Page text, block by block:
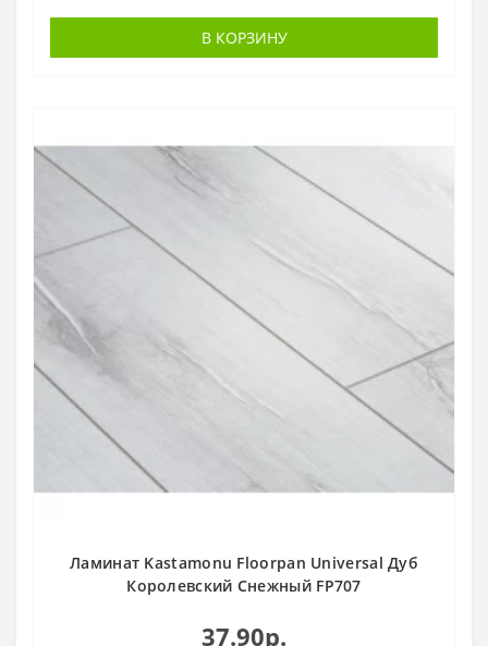
В КОРЗИНУ
Ламинат Kastamonu Floorpan Universal Дуб
Королевский Снежный FP707
37.90р.